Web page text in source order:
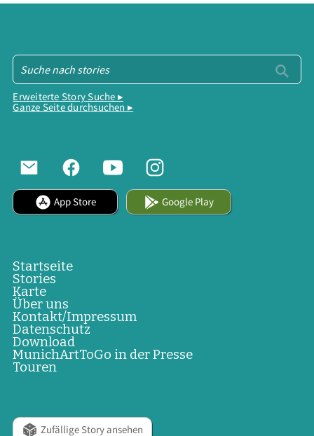
Erweiterte Story Suche ▸
Ganze Seite durchsuchen ▸
App Store Google Play
Startseite
Stories
Karte
Über uns
Kontakt/Impressum
Datenschutz
Download
MunichArtToGo in der Presse
Touren
Zufällige Story ansehen